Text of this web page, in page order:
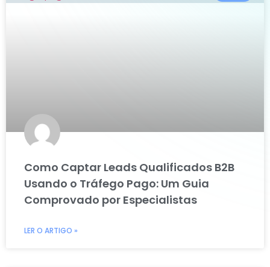
Como Captar Leads Qualificados B2B
Usando o Tráfego Pago: Um Guia
Comprovado por Especialistas
LER O ARTIGO »